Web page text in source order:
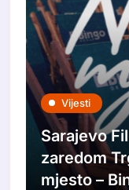
Vijesti
Sarajevo
zaredom
mjesto –